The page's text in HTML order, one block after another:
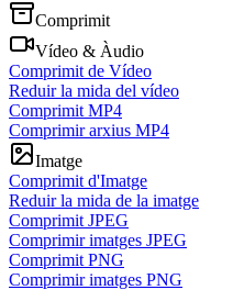
Comprimit
Vídeo & Àudio
Comprimit de Vídeo
Reduir la mida del vídeo
Comprimit MP4
Comprimir arxius MP4
Imatge
Comprimit d'Imatge
Reduir la mida de la imatge
Comprimit JPEG
Comprimir imatges JPEG
Comprimit PNG
Comprimir imatges PNG